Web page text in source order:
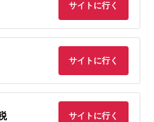
サイトに行く
サイトに行く
サイトに行く